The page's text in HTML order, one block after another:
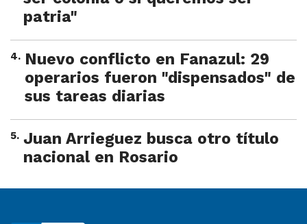
patria"
4. Nuevo conflicto en Fanazul: 29
operarios fueron "dispensados" de
sus tareas diarias
5. Juan Arrieguez busca otro título
nacional en Rosario